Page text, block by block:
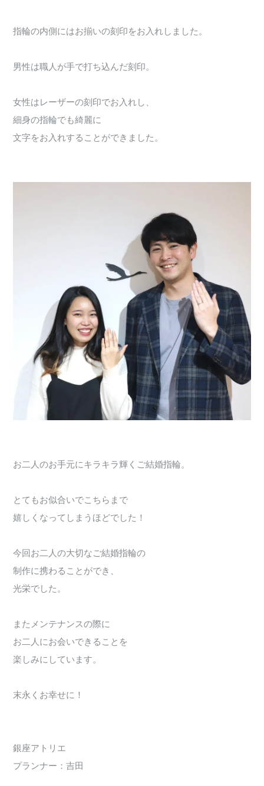
指輪の内側にはお揃いの刻印をお入れしました。
男性は職人が手で打ち込んだ刻印。
女性はレーザーの刻印でお入れし、
細身の指輪でも綺麗に
文字をお入れすることができました。
お二人のお手元にキラキラ輝くご結婚指輪。
とてもお似合いでこちらまで
嬉しくなってしまうほどでした！
今回お二人の大切なご結婚指輪の
制作に携わることができ、
光栄でした。
またメンテナンスの際に
お二人にお会いできることを
楽しみにしています。
末永くお幸せに！
銀座アトリエ
プランナー：吉田